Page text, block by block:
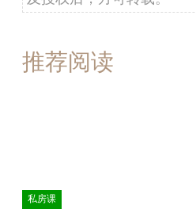
推荐阅读
私房课